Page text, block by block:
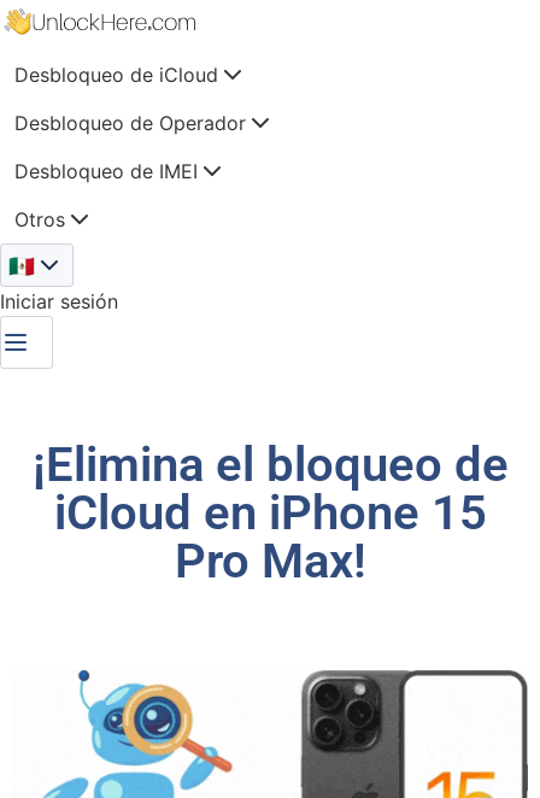
Desbloqueo de iCloud
Desbloqueo de Operador
Desbloqueo de IMEI
Otros
🇲🇽
Iniciar sesión
¡Elimina el bloqueo de
iCloud en iPhone 15
Pro Max!